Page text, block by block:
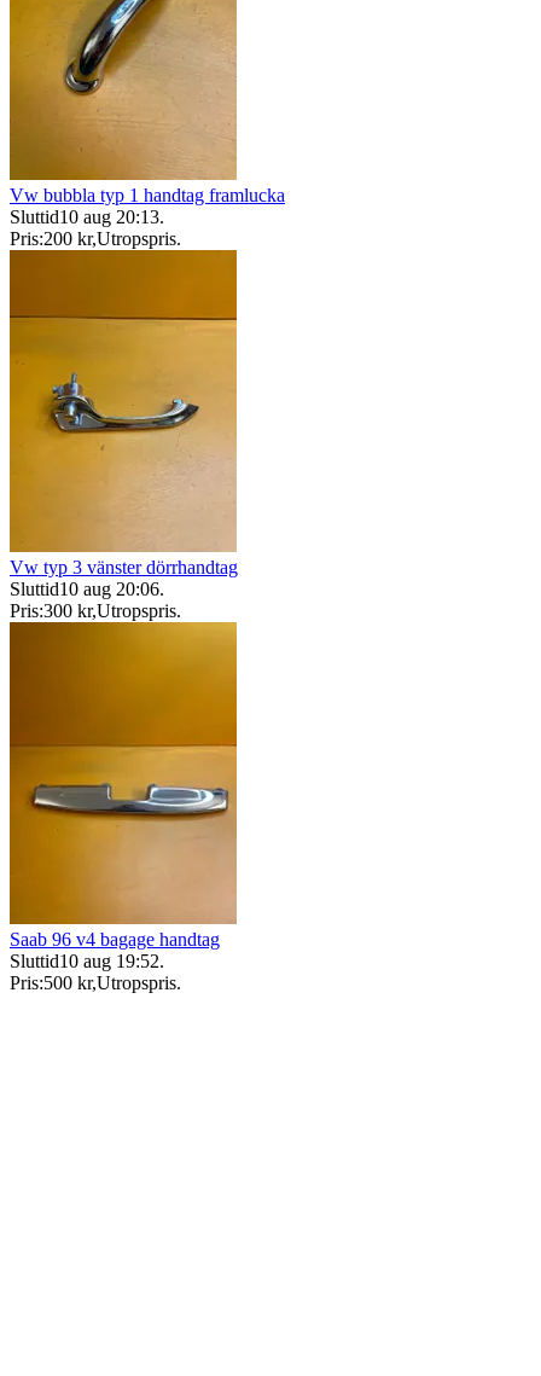
Vw bubbla typ 1 handtag framlucka
Sluttid10 aug 20:13.
Pris:200 kr,Utropspris.
Vw typ 3 vänster dörrhandtag
Sluttid10 aug 20:06.
Pris:300 kr,Utropspris.
Saab 96 v4 bagage handtag
Sluttid10 aug 19:52.
Pris:500 kr,Utropspris.